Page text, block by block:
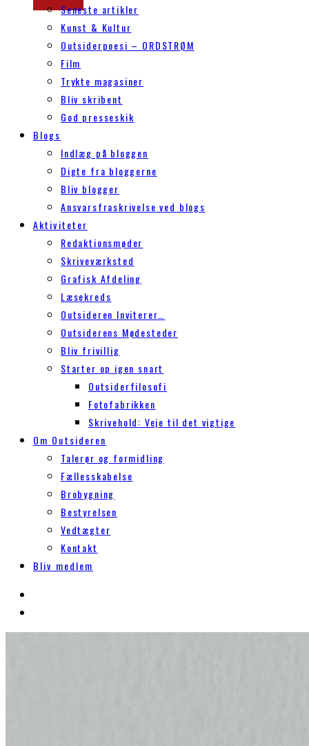
Seneste artikler
Kunst & Kultur
Outsiderpoesi – ORDSTRØM
Film
Trykte magasiner
Bliv skribent
God presseskik
Blogs
Indlæg på bloggen
Digte fra bloggerne
Bliv blogger
Ansvarsfraskrivelse ved blogs
Aktiviteter
Redaktionsmøder
Skriveværksted
Grafisk Afdeling
Læsekreds
Outsideren Inviterer…
Outsiderens Mødesteder
Bliv frivillig
Starter op igen snart
Outsiderfilosofi
Fotofabrikken
Skrivehold: Veje til det vigtige
Om Outsideren
Talerør og formidling
Fællesskabelse
Brobygning
Bestyrelsen
Vedtægter
Kontakt
Bliv medlem